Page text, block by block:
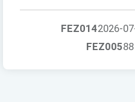
FEZ0142026-
FEZ00588